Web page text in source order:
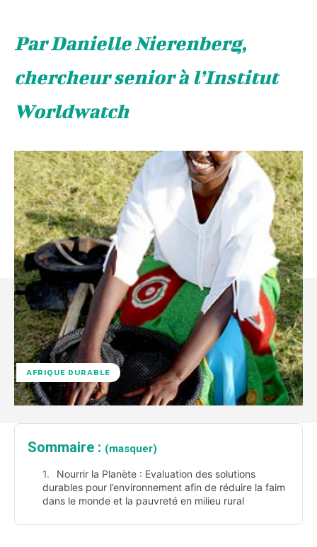
Par Danielle Nierenberg,
chercheur senior à l’Institut
Worldwatch
AFRIQUE DURABLE
Sommaire : (masquer)
Nourrir la Planète : Evaluation des solutions
durables pour l’environnement afin de réduire la faim
dans le monde et la pauvreté en milieu rural